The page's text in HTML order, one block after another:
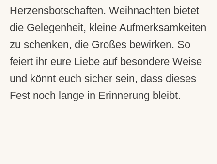
Herzensbotschaften. Weihnachten bietet
die Gelegenheit, kleine Aufmerksamkeiten
zu schenken, die Großes bewirken. So
feiert ihr eure Liebe auf besondere Weise
und könnt euch sicher sein, dass dieses
Fest noch lange in Erinnerung bleibt.